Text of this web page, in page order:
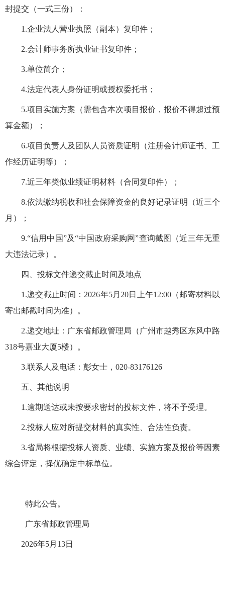
封提交（一式三份）：
1.企业法人营业执照（副本）复印件；
2.会计师事务所执业证书复印件；
3.单位简介；
4.法定代表人身份证明或授权委托书；
5.项目实施方案（需包含本次项目报价，报价不得超过预
算金额）；
6.项目负责人及团队人员资质证明（注册会计师证书、工
作经历证明等）；
7.近三年类似业绩证明材料（合同复印件）；
8.依法缴纳税收和社会保障资金的良好记录证明（近三个
月）；
9.“信用中国”及“中国政府采购网”查询截图（近三年无重
大违法记录）。
四、投标文件递交截止时间及地点
1.递交截止时间：2026年5月20日上午12:00（邮寄材料以
寄出邮戳时间为准）。
2.递交地址：广东省邮政管理局（广州市越秀区东风中路
318号嘉业大厦5楼）。
3.联系人及电话： 彭女士， 020-83176126
五、其他说明
1.逾期送达或未按要求密封的投标文件，将不予受理。
2.投标人应对所提交材料的真实性、合法性负责。
3.省局将根据投标人资质、业绩、实施方案及报价等因素
综合评定，择优确定中标单位。
特此公告。
广东省邮政管理局
2026年5月 13日